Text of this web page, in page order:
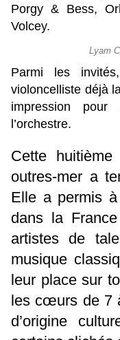
Porgy & Bess,
Volcey.
Lyam
Parmi les
violoncelliste déjà
impression
l’orchestre.
Cette
outres-mer a
Elle a permis
dans la
artistes de
musique
leur place sur
les cœurs de 7
d’origine